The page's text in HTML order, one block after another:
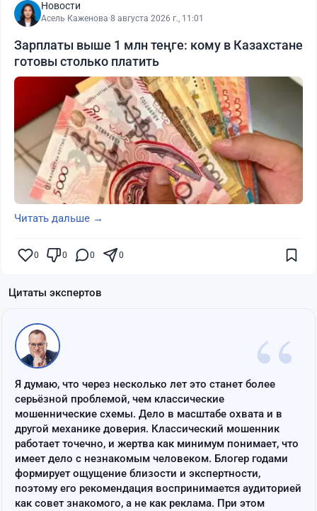
Новости
Асель Каженова·8 августа 2026 г., 11:01
Зарплаты выше 1 млн теңге: кому в Казахстане
готовы столько платить
Читать дальше →
0 0 0 0
Цитаты экспертов
“
Я думаю, что через несколько лет это станет более
серьёзной проблемой, чем классические
мошеннические схемы. Дело в масштабе охвата и в
другой механике доверия. Классический мошенник
работает точечно, и жертва как минимум понимает, что
имеет дело с незнакомым человеком. Блогер годами
формирует ощущение близости и экспертности,
поэтому его рекомендация воспринимается аудиторией
как совет знакомого, а не как реклама. При этом